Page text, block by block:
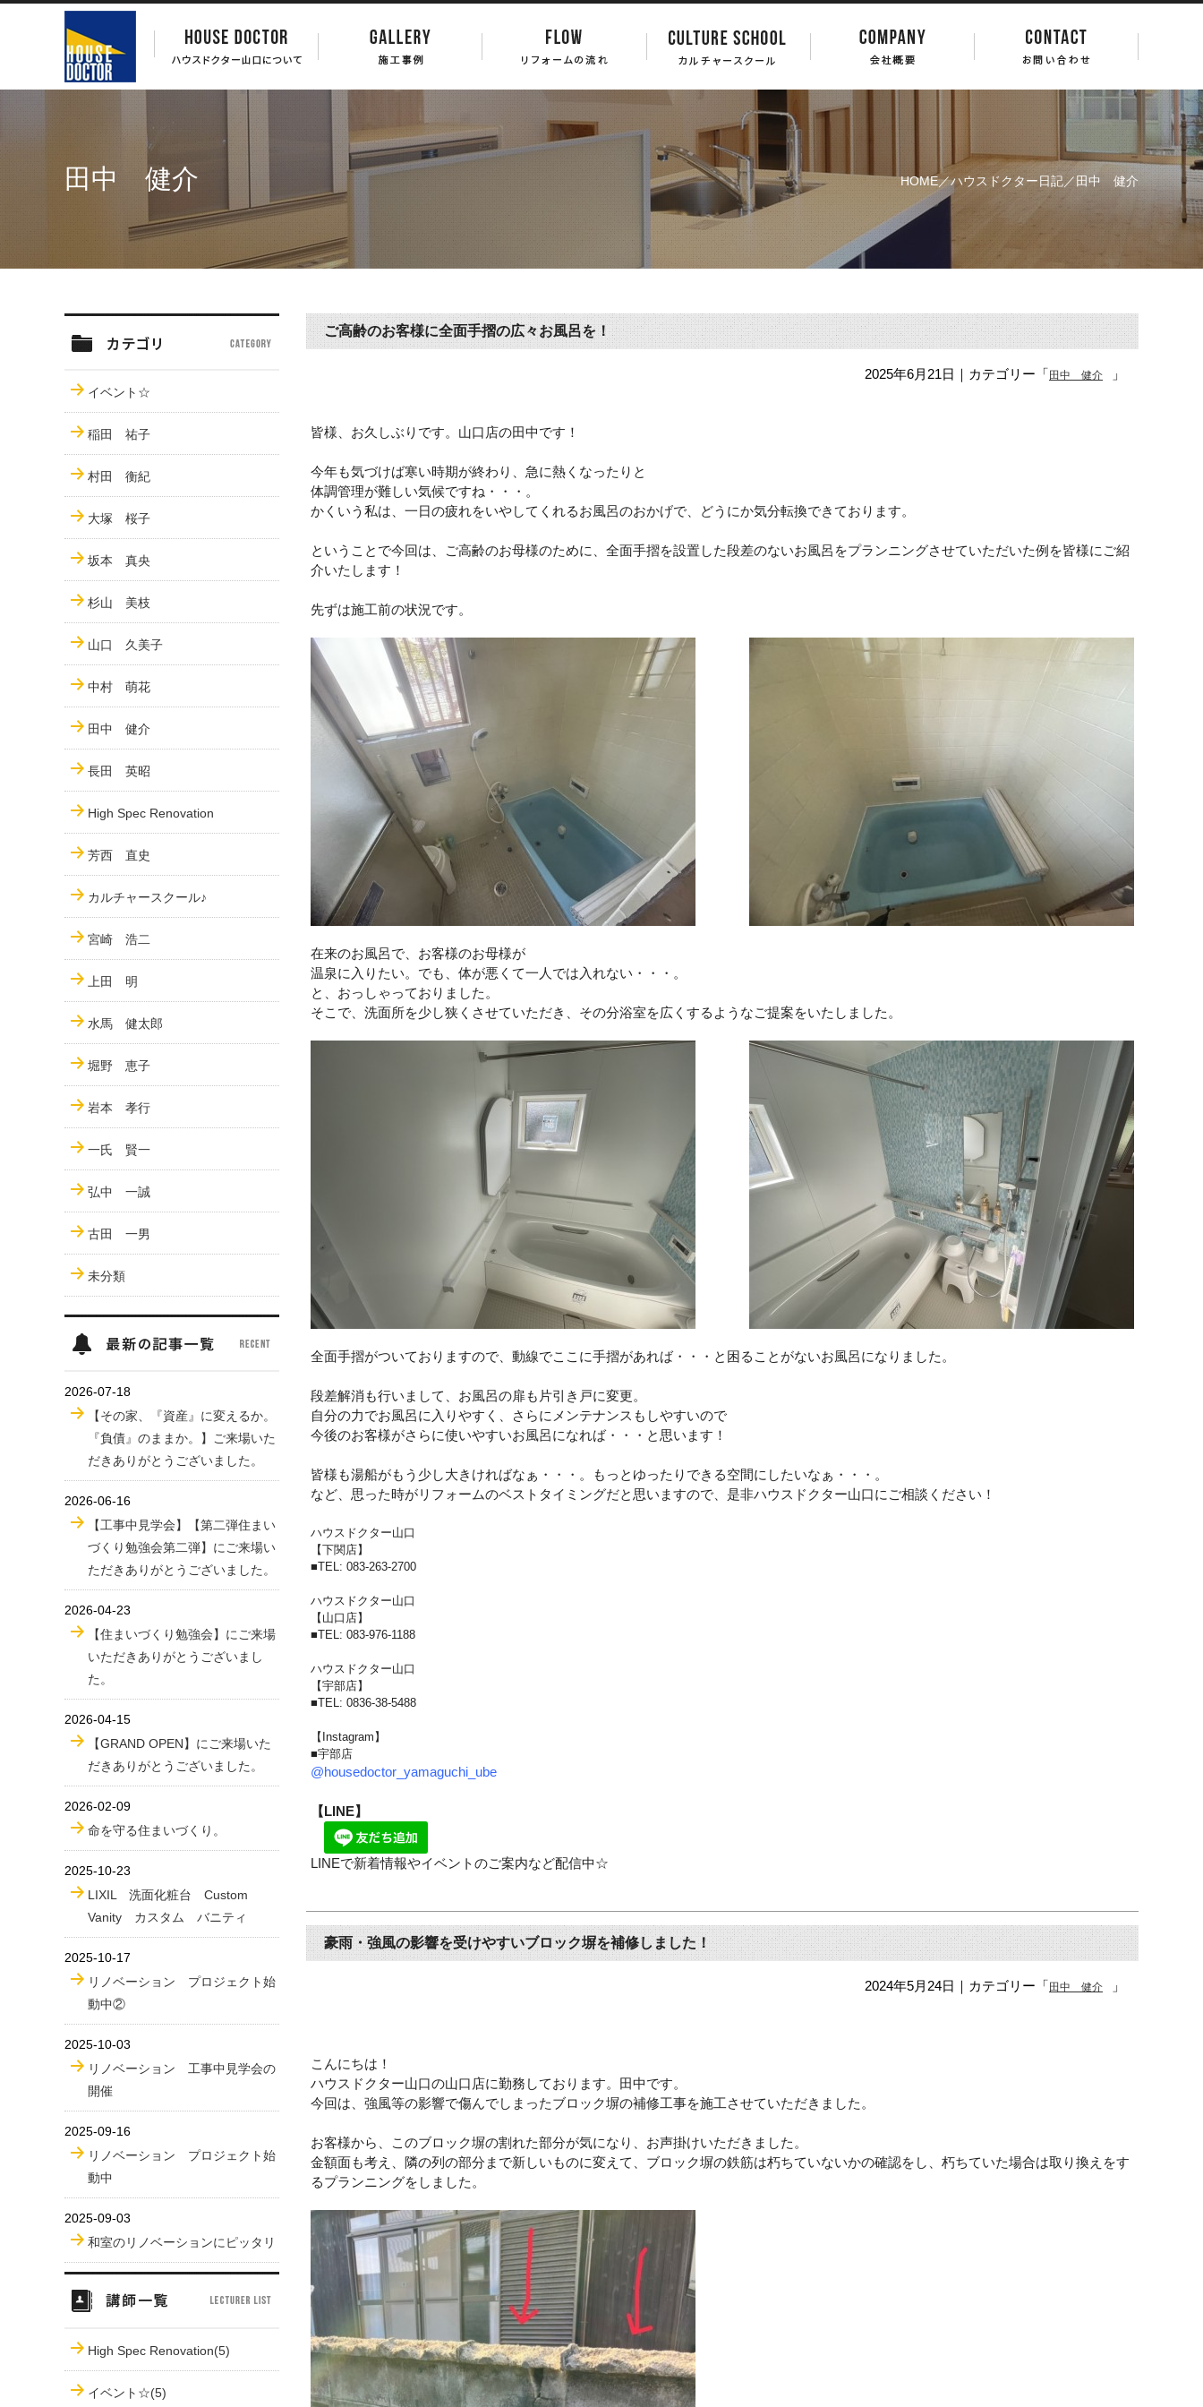
田中 健介 HOME／ハウスドクター日記／田中 健介
ご高齢のお客様に全面手摺の広々お風呂を！
2025年6月21日 ｜カテゴリー「 田中 健介 」
皆様、お久しぶりです。山口店の田中です！
今年も気づけば寒い時期が終わり、急に熱くなったりと
体調管理が難しい気候ですね・・・。
かくいう私は、一日の疲れをいやしてくれるお風呂のおかげで、どうにか気分転換できております。
ということで今回は、ご高齢のお母様のために、全面手摺を設置した段差のないお風呂をプランニングさせていただいた例を皆様にご紹
介いたします！
先ずは施工前の状況です。
在来のお風呂で、お客様のお母様が
温泉に入りたい。でも、体が悪くて一人では入れない・・・。
と、おっしゃっておりました。
そこで、洗面所を少し狭くさせていただき、その分浴室を広くするようなご提案をいたしました。
全面手摺がついておりますので、動線でここに手摺があれば・・・と困ることがないお風呂になりました。
段差解消も行いまして、お風呂の扉も片引き戸に変更。
自分の力でお風呂に入りやすく、さらにメンテナンスもしやすいので
今後のお客様がさらに使いやすいお風呂になれば・・・と思います！
皆様も湯船がもう少し大きければなぁ・・・。もっとゆったりできる空間にしたいなぁ・・・。
など、思った時がリフォームのベストタイミングだと思いますので、是非ハウスドクター山口にご相談ください！
ハウスドクター山口
【下関店】
■TEL: 083-263-2700
ハウスドクター山口
【山口店】
■TEL: 083-976-1188
ハウスドクター山口
【宇部店】
■TEL: 0836-38-5488
【Instagram】
■宇部店
@housedoctor_yamaguchi_ube
【LINE】
LINEで新着情報やイベントのご案内など配信中☆
豪雨・強風の影響を受けやすいブロック塀を補修しました！
2024年5月24日 ｜カテゴリー「 田中 健介 」
こんにちは！
ハウスドクター山口の山口店に勤務しております。田中です。
今回は、強風等の影響で傷んでしまったブロック塀の補修工事を施工させていただきました。
お客様から、このブロック塀の割れた部分が気になり、お声掛けいただきました。
金額面も考え、隣の列の部分まで新しいものに変えて、ブロック塀の鉄筋は朽ちていないかの確認をし、朽ちていた場合は取り換えをす
るプランニングをしました。
イベント☆
稲田 祐子
村田 衡紀
大塚 桜子
坂本 真央
杉山 美枝
山口 久美子
中村 萌花
田中 健介
長田 英昭
High Spec Renovation
芳西 直史
カルチャースクール♪
宮崎 浩二
上田 明
水馬 健太郎
堀野 恵子
岩本 孝行
一氏 賢一
弘中 一誠
古田 一男
未分類
2026-07-18
【その家、『資産』に変えるか。
『負債』のままか。】ご来場いた
だきありがとうございました。
2026-06-16
【工事中見学会】【第二弾住まい
づくり勉強会第二弾】にご来場い
ただきありがとうございました。
2026-04-23
【住まいづくり勉強会】にご来場
いただきありがとうございまし
た。
2026-04-15
【GRAND OPEN】にご来場いた
だきありがとうございました。
2026-02-09
命を守る住まいづくり。
2025-10-23
LIXIL 洗面化粧台 Custom
Vanity カスタム バニティ
2025-10-17
リノベーション プロジェクト始
動中②
2025-10-03
リノベーション 工事中見学会の
開催
2025-09-16
リノベーション プロジェクト始
動中
2025-09-03
和室のリノベーションにピッタリ
High Spec Renovation(5)
イベント☆(5)